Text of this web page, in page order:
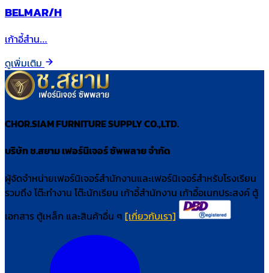
BELMAR/H
เก้าอี้สำน…
ดูเพิ่มเติม
CHOR.SIAM FURNITURE SUPPLY CO.,LTD.
บริษัท ช.สยาม เฟอร์นิเจอร์ ซัพพลาย จำกัด
ผู้จัดจำหน่ายเฟอร์นิเจอร์สำนักงานและเฟอร์นิเจอร์สำหรับโรงเรียน
รวมถึง โต๊ะทำงาน โต๊ะนักเรียน เก้าอี้สำนักงาน เก้าอี้อเนกประสงค์ ตู้
เอกสาร ตู้เหล็ก และสินค้าอื่น ๆ [เกี่ยวกับเรา]